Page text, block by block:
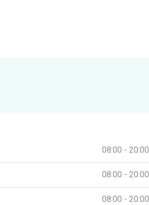
08:00 - 20:00
08:00 - 20:00
08:00 - 20:00